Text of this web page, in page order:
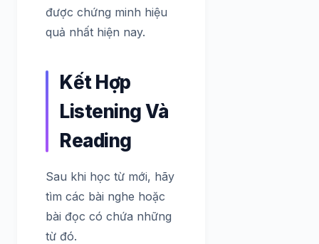
được chứng minh hiệu
quả nhất hiện nay.
Kết Hợp
Listening Và
Reading
Sau khi học từ mới, hãy
tìm các bài nghe hoặc
bài đọc có chứa những
từ đó.